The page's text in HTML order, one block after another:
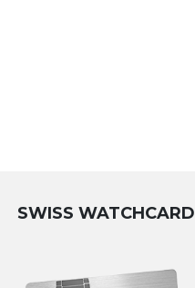
SWISS WATCHCARD